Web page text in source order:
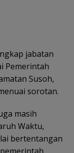
jabatan
Pemerintah
Susoh,
sorotan.
masih
Waktu,
bertentangan